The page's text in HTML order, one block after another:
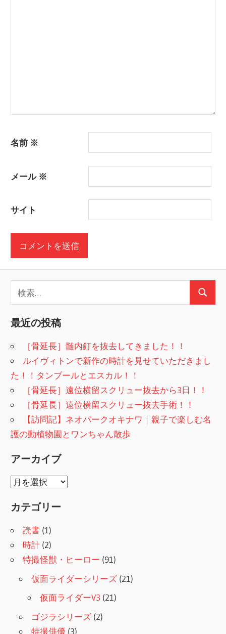
名前 ※
メール ※
サイト
索:
検
最近の投稿
［骨延長］髄内釘を抜去してきました！！
ルイヴィトンで新作の時計を見せていただきまし
た！！タンブールとエスカル！！
［骨延長］遠位横留スクリュー抜去から3日！！
［骨延長］遠位横留スクリュー抜去手術！！
【訪問記】ネオパークオキナワ｜親子で楽しむ名
護の動植物園とワンちゃん散歩
アーカイブ
ア
カ
カテゴリー
読書 (1)
時計 (2)
特撮怪獣・ヒーロー (91)
仮面ライダーシリーズ (21)
仮面ライダーV3 (21)
ゴジラシリーズ (2)
特撮俳優 (3)